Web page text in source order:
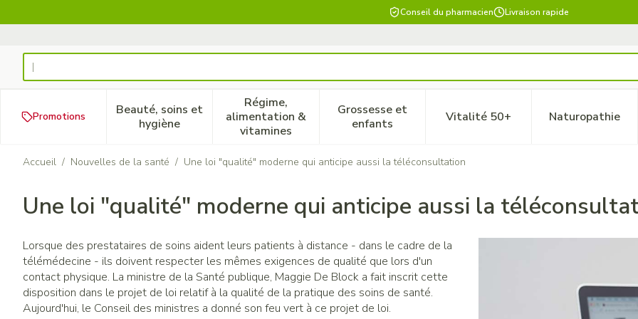
Conseil du pharmacien Livraison rapide
Rechercher
Promotions
Beauté, soins et
hygièneAfficher le sous-menu pour la catégorie Beauté, soins et hygiène
Régime,
alimentation &
vitamines
Afficher le sous-menu pour la catégorie Régime, alimentation &
Grossesse et
enfantsAfficher le sous-menu pour la catégorie
Vitalité 50+Afficher le sous-menu pour la
Naturopathie
Afficher
Accueil / Nouvelles de la santé / Une loi "qualité" moderne qui anticipe aussi la téléconsultation
Une loi "qualité" moderne qui anticipe aussi la
Lorsque des prestataires de soins aident leurs patients à distance - dans le cadre de la
télémédecine - ils doivent respecter les mêmes exigences de qualité que lors d'un
contact physique. La ministre de la Santé publique, Maggie De Block a fait inscrit cette
disposition dans le projet de loi relatif à la qualité de la pratique des soins de santé.
Aujourd'hui, le Conseil des ministres a donné son feu vert à ce projet de loi.